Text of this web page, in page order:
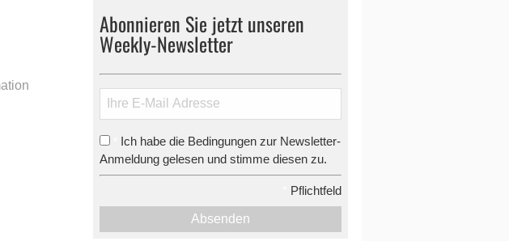
Abonnieren Sie jetzt unseren
Weekly-Newsletter
Ich habe die Bedingungen zur Newsletter-
Anmeldung gelesen und stimme diesen zu.
Pflichtfeld
Absenden